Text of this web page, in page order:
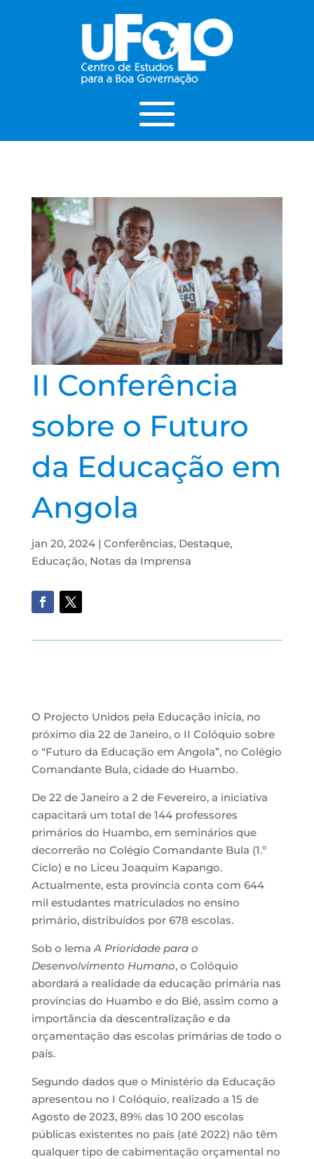
II Conferência
sobre o Futuro
da Educação em
Angola
jan 20, 2024| Conferências, Destaque,
Educação, Notas da Imprensa
O Projecto Unidos pela Educação inicia, no
próximo dia 22 de Janeiro, o II Colóquio sobre
o “Futuro da Educação em Angola”, no Colégio
Comandante Bula, cidade do Huambo.
De 22 de Janeiro a 2 de Fevereiro, a iniciativa
capacitará um total de 144 professores
primários do Huambo, em seminários que
decorrerão no Colégio Comandante Bula (1.º
Ciclo) e no Liceu Joaquim Kapango.
Actualmente, esta província conta com 644
mil estudantes matriculados no ensino
primário, distribuídos por 678 escolas.
Sob o lema A Prioridade para o
Desenvolvimento Humano, o Colóquio
abordará a realidade da educação primária nas
províncias do Huambo e do Bié, assim como a
importância da descentralização e da
orçamentação das escolas primárias de todo o
país.
Segundo dados que o Ministério da Educação
apresentou no I Colóquio, realizado a 15 de
Agosto de 2023, 89% das 10 200 escolas
públicas existentes no país (até 2022) não têm
qualquer tipo de cabimentação orçamental no